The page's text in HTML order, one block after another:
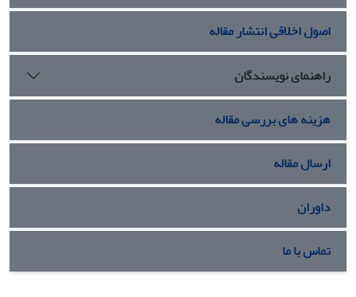
اصول اخلاقی انتشار مقاله
راهنمای نویسندگان
هزینه های بررسی مقاله
ارسال مقاله
داوران
تماس با ما